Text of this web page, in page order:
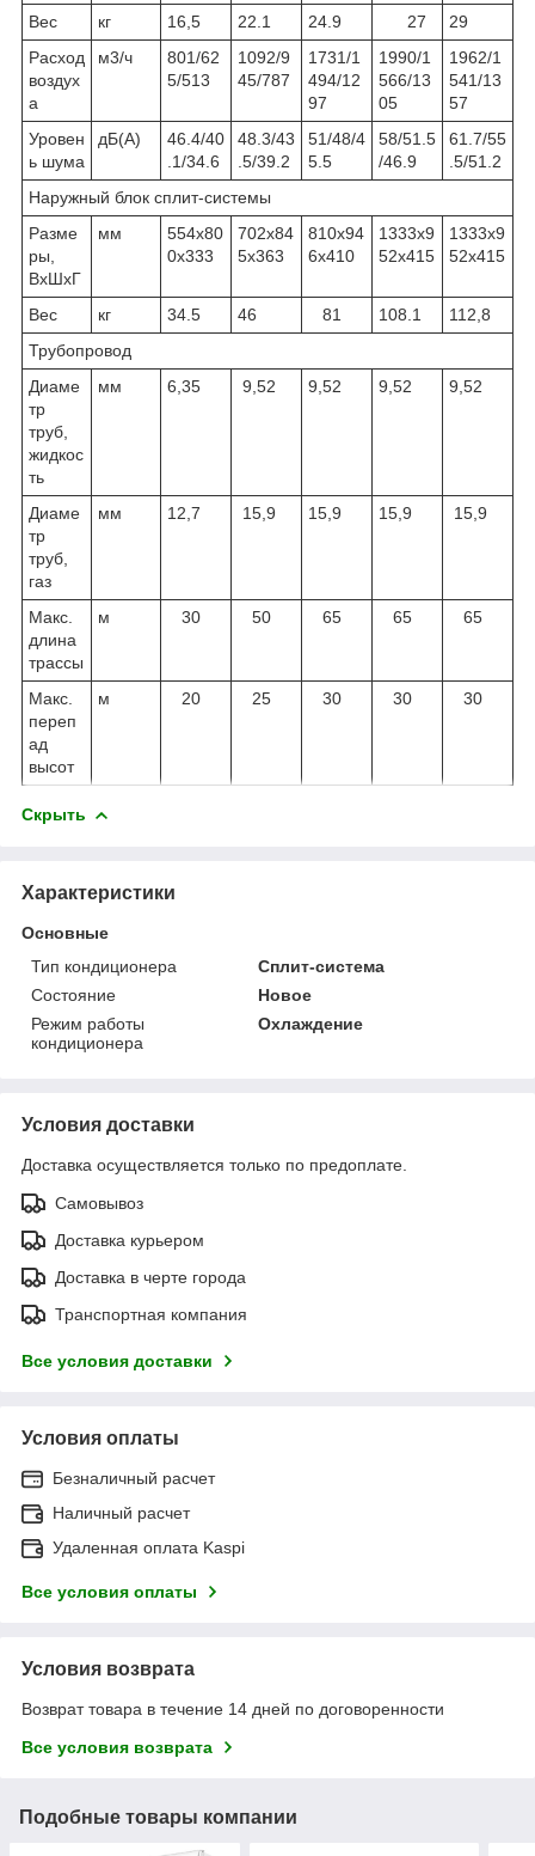
Вес кг 16,5 22.1 24.9 27
29
Расход
воздух
а
м3/ч
801/62
5/513
1092/9
45/787
1731/1
494/12
97
1990/1
566/13
05
1962/1
541/13
57
Уровен
ь шума
дБ(А)
46.4/40
.1/34.6
48.3/43
.5/39.2
51/48/4
5.5
58/51.5
/46.9
61.7/55
.5/51.2
Наружный блок сплит-системы
Разме
ры,
ВхШхГ
мм
554x80
0x333
702х84
5х363
810х94
6х410
1333х9
52x415
1333х9
52x415
Вес кг 34.5 46 81 108.1
112,8
Трубопровод
Диаме
тр
труб,
жидкос
ть
мм 6,35 9,52 9,52 9,52 9,52
Диаме
тр
труб,
газ
мм 12,7 15,9 15,9 15,9 15,9
Макс.
длина
трассы
м 30 50 65 65 65
Макс.
переп
ад
высот
м 20 25 30 30 30
Скрыть
Характеристики
Основные
Тип кондиционера
Сплит-система
Состояние
Новое
Режим работы
кондиционера
Охлаждение
Условия доставки
Доставка осуществляется только по предоплате.
Самовывоз
Доставка курьером
Доставка в черте города
Транспортная компания
Все условия доставки
Условия оплаты
Безналичный расчет
Наличный расчет
Удаленная оплата Kaspi
Все условия оплаты
Условия возврата
Возврат товара в течение 14 дней по договоренности
Все условия возврата
Подобные товары компании